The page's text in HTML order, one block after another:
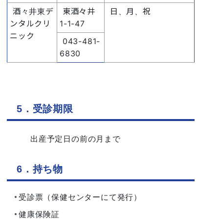
酒々井東デ
ンタルクリ
ニック
東酒々井
1-1-47
日、月、祝
043-481-
6830
5．受診期限
出産予定日の前の月まで
6．持ち物
受診票（保健センターにて発行）
健康保険証